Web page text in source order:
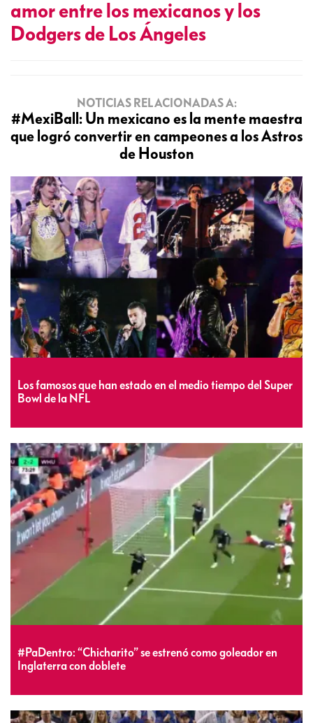
amor entre los mexicanos y los
Dodgers de Los Ángeles
NOTICIAS RELACIONADAS A:
#MexiBall: Un mexicano es la mente maestra
que logró convertir en campeones a los Astros
de Houston
Los famosos que han estado en el medio tiempo del Super
Bowl de la NFL
#PaDentro: “Chicharito” se estrenó como goleador en
Inglaterra con doblete